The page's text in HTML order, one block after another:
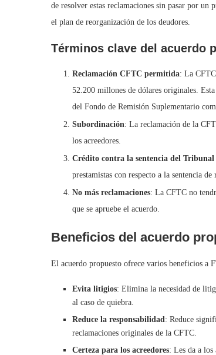
de resolver estas reclamaciones sin pasar por
el plan de reorganización de los deudores.
Términos clave del acuerdo
Reclamación CFTC permitida: La
52.200 millones de dólares originales.
del Fondo de Remisión Suplementario
Subordinación: La reclamación de la
los acreedores.
Crédito contra la sentencia del
prestamistas con respecto a la sentencia
No más reclamaciones: La CFTC no
que se apruebe el acuerdo.
Beneficios del acuerdo
El acuerdo propuesto ofrece varios beneficios a
Evita litigios: Elimina la necesidad de
al caso de quiebra.
Reduce la responsabilidad: Reduce
reclamaciones originales de la CFTC.
Certeza para los acreedores: Les da a los